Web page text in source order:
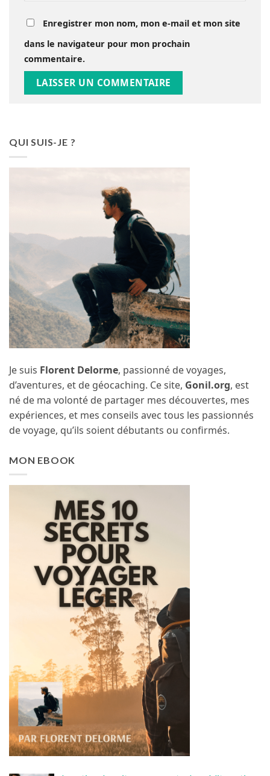
Enregistrer mon nom, mon e-mail et mon site
dans le navigateur pour mon prochain
commentaire.
QUI SUIS-JE ?
Je suis Florent Delorme, passionné de voyages,
d’aventures, et de géocaching. Ce site, Gonil.org, est
né de ma volonté de partager mes découvertes, mes
expériences, et mes conseils avec tous les passionnés
de voyage, qu’ils soient débutants ou confirmés.
MON EBOOK